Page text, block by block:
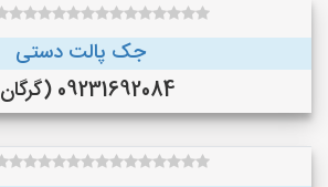
جک پالت دستی
09231692084 (گرگان )